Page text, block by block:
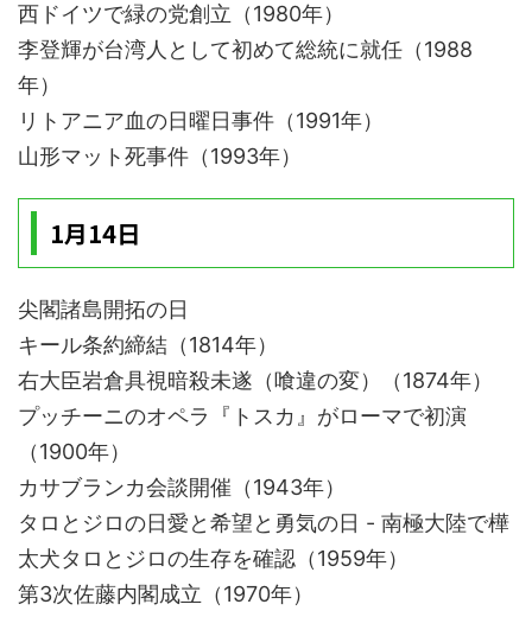
西ドイツで緑の党創立（1980年）
李登輝が台湾人として初めて総統に就任（1988
年）
リトアニア血の日曜日事件（1991年）
山形マット死事件（1993年）
1月14日
尖閣諸島開拓の日
キール条約締結（1814年）
右大臣岩倉具視暗殺未遂（喰違の変）（1874年）
プッチーニのオペラ『トスカ』がローマで初演
（1900年）
カサブランカ会談開催（1943年）
タロとジロの日愛と希望と勇気の日 - 南極大陸で樺
太犬タロとジロの生存を確認（1959年）
第3次佐藤内閣成立（1970年）